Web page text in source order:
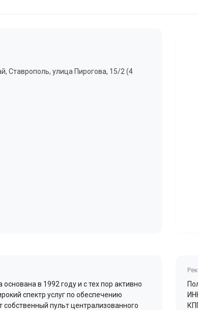
Ставрополь, улица Пирогова, 15/2 (4
в 1992 году и с тех пор активно
спектр услуг по обеспечению
пульт централизованного